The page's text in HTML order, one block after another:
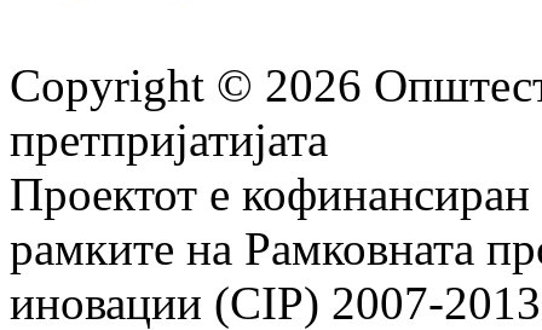
Copyright © 2026
претпријатијата
Проектот е
рамките на Рамковната
иновации (CIP) 2007-2013